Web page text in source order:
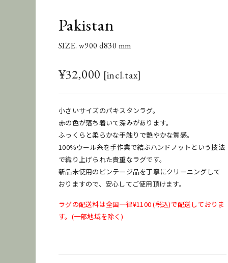
Pakistan
SIZE. w900 d830 mm
¥32,000
小さいサイズのパキスタンラグ。
赤の色が落ち着いて深みがあります。
ふっくらと柔らかな手触りで艶やかな質感。
100%ウール糸を手作業で結ぶハンドノットという技法
で織り上げられた貴重なラグです。
新品未使用のビンテージ品を丁寧にクリーニングして
おりますので、安心してご使用頂けます。
ラグの配送料は全国一律¥1100 (税込)で配送しておりま
す。(一部地域を除く)